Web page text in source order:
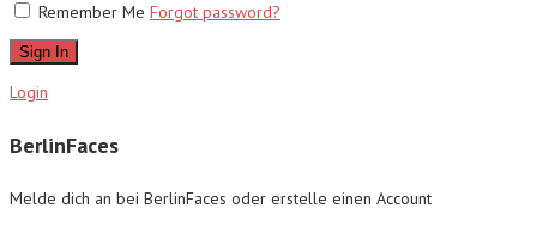
Remember Me Forgot password?
Sign In
Login
BerlinFaces
Melde dich an bei BerlinFaces oder erstelle einen Account